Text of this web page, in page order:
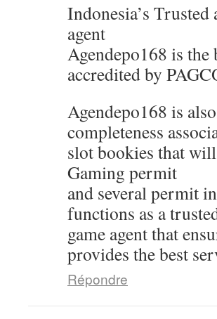
Indonesia’s
agent
Agendepo168 is the
accredited by
Agendepo168 is
completeness
slot bookies that
Gaming permit
and several permit
functions as a
game agent that
provides the best
Répondre